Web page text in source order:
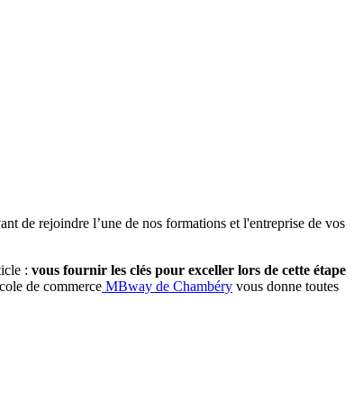
de rejoindre l’une de nos formations et l'entreprise de vos
: vous fournir les clés pour exceller lors de cette étape
de commerce MBway de Chambéry vous donne toutes